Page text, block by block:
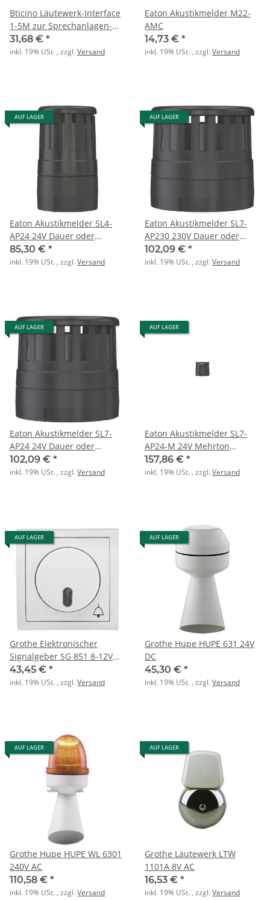
Bticino Läutewerk-Interface
1-5M zur Sprechanlagen-
Erweiterung
31,68 € *
inkl. 19% USt. , zzgl.Versand
Eaton Akustikmelder M22-
AMC
14,73 € *
inkl. 19% USt. , zzgl.Versand
AUF LAGER
Eaton Akustikmelder SL4-
AP24 24V Dauer oder
Pulston
85,30 € *
inkl. 19% USt. , zzgl.Versand
AUF LAGER
Eaton Akustikmelder SL7-
AP230 230V Dauer oder
Pulston
102,09 € *
inkl. 19% USt. , zzgl.Versand
AUF LAGER
Eaton Akustikmelder SL7-
AP24 24V Dauer oder
Pulston
102,09 € *
inkl. 19% USt. , zzgl.Versand
AUF LAGER
Eaton Akustikmelder SL7-
AP24-M 24V Mehrton
8Signale
157,86 € *
inkl. 19% USt. , zzgl.Versand
AUF LAGER
Grothe Elektronischer
Signalgeber SG 851 8-12V
AC
43,45 € *
inkl. 19% USt. , zzgl.Versand
AUF LAGER
Grothe Hupe HUPE 631 24V
DC
45,30 € *
inkl. 19% USt. , zzgl.Versand
AUF LAGER
Grothe Hupe HUPE WL 6301
240V AC
110,58 € *
inkl. 19% USt. , zzgl.Versand
AUF LAGER
Grothe Läutewerk LTW
1101A 8V AC
16,53 € *
inkl. 19% USt. , zzgl.Versand